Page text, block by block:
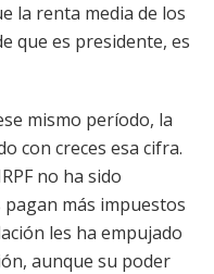
la renta media de los
que es presidente, es
mismo período, la
con creces esa cifra.
no ha sido
más impuestos
les ha empujado
aunque su poder